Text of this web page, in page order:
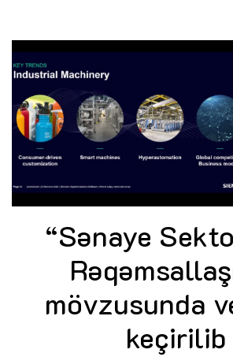
“Sənaye
mövzusunda
keçirilib